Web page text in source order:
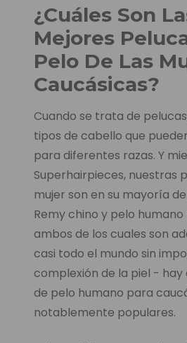
¿Cuáles Son
Mejores
Pelo De Las
Caucásicas?
Cuando se trata de
tipos de cabello que
para diferentes razas. Y
Superhairpieces, nuestras
mujer son en su mayoría
Remy chino y pelo humano
ambos de los cuales son
casi todo el mundo sin
complexión de la piel - hay
de pelo humano para
notablemente populares.